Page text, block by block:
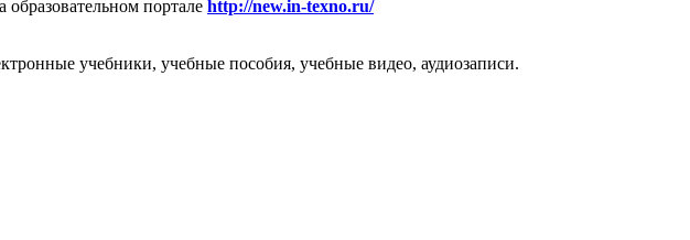
портале http://new.in-texno.ru/
учебники, учебные пособия, учебные видео, аудиозаписи.